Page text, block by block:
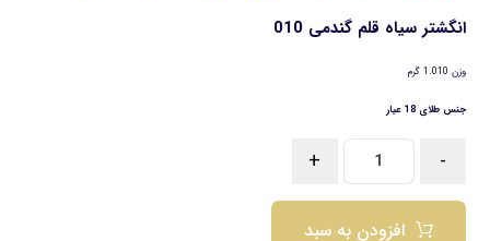
انگشتر سیاه قلم گندمی 010
وزن 1.010 گرم
جنس طلای 18 عیار
-
+
افزودن به سبد